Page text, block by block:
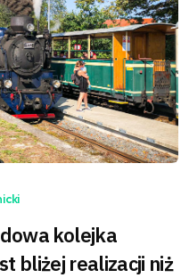
kolejka
bliżej realizacji niż